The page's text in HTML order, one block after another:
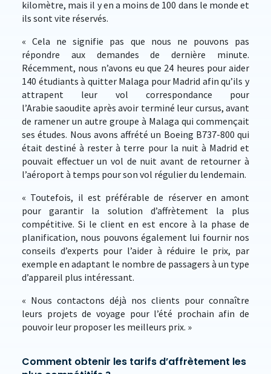
kilomètre, mais il y en a moins de 100 dans le monde et
ils sont vite réservés.
« Cela ne signifie pas que nous ne pouvons pas
répondre aux demandes de dernière minute.
Récemment, nous n’avons eu que 24 heures pour aider
140 étudiants à quitter Malaga pour Madrid afin qu’ils y
attrapent leur vol correspondance pour
l’Arabie saoudite après avoir terminé leur cursus, avant
de ramener un autre groupe à Malaga qui commençait
ses études. Nous avons affrété un Boeing B737-800 qui
était destiné à rester à terre pour la nuit à Madrid et
pouvait effectuer un vol de nuit avant de retourner à
l’aéroport à temps pour son vol régulier du lendemain.
« Toutefois, il est préférable de réserver en amont
pour garantir la solution d’affrètement la plus
compétitive. Si le client en est encore à la phase de
planification, nous pouvons également lui fournir nos
conseils d’experts pour l’aider à réduire le prix, par
exemple en adaptant le nombre de passagers à un type
d’appareil plus intéressant.
« Nous contactons déjà nos clients pour connaître
leurs projets de voyage pour l’été prochain afin de
pouvoir leur proposer les meilleurs prix. »
Comment obtenir les tarifs d’affrètement les